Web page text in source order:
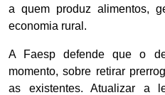
a quem produz alimentos,
economia rural.
A Faesp defende que o
momento, sobre retirar
as existentes. Atualizar a